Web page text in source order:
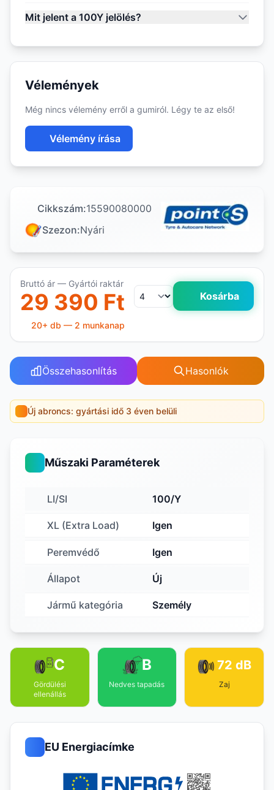
Mit jelent a 100Y jelölés?
Vélemények
Még nincs vélemény erről a gumiról. Légy te az első!
Vélemény írása
Cikkszám:15590080000
Szezon:Nyári
Bruttó ár — Gyártói raktár
29 390 Ft Kosárba
20+ db — 2 munkanap
Összehasonlítás Hasonlók
Új abroncs: gyártási idő 3 éven belüli
Műszaki Paraméterek
LI/SI 100/Y
XL (Extra Load) Igen
Peremvédő Igen
Állapot Új
Jármű kategória Személy
C
Gördülési
ellenállás
B
Nedves tapadás
72 dB
Zaj
EU Energiacímke